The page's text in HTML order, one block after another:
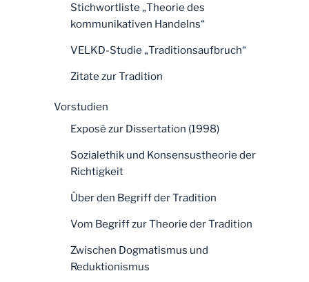
Stichwortliste „Theorie des
kommunikativen Handelns“
VELKD-Studie „Traditionsaufbruch“
Zitate zur Tradition
Vorstudien
Exposé zur Dissertation (1998)
Sozialethik und Konsensustheorie der
Richtigkeit
Über den Begriff der Tradition
Vom Begriff zur Theorie der Tradition
Zwischen Dogmatismus und
Reduktionismus